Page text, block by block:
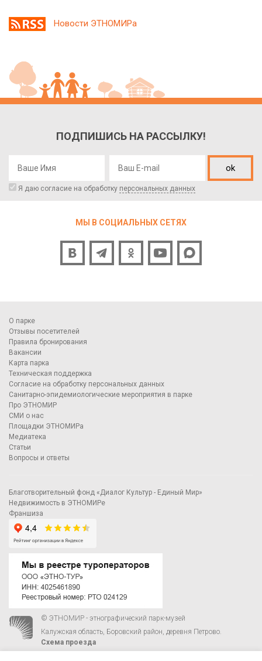
Новости ЭТНОМИРа
ПОДПИШИСЬ НА РАССЫЛКУ!
ok
Я даю согласие на обработку персональных данных
МЫ В СОЦИАЛЬНЫХ СЕТЯХ
О парке
Отзывы посетителей
Правила бронирования
Вакансии
Карта парка
Техническая поддержка
Согласие на обработку персональных данных
Санитарно-эпидемиологические мероприятия в парке
Про ЭТНОМИР
СМИ о нас
Площадки ЭТНОМИРа
Медиатека
Статьи
Вопросы и ответы
Благотворительный фонд «Диалог Культур - Единый Мир»
Недвижимость в ЭТНОМИРе
Франшиза
© ЭТНОМИР - этнографический парк-музей
Калужская область, Боровский район, деревня Петрово.
Схема проезда